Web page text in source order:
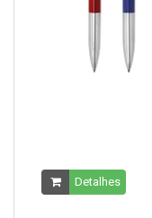
Detalhes